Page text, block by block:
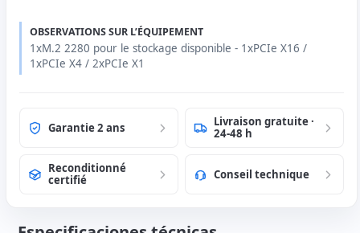
OBSERVATIONS SUR L’ÉQUIPEMENT
1xM.2 2280 pour le stockage disponible - 1xPCIe X16 /
1xPCIe X4 / 2xPCIe X1
Garantie 2 ans
Livraison gratuite ·
24-48 h
Reconditionné
certifié
Conseil technique